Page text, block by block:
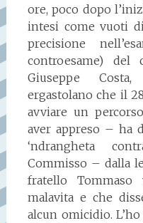
ore, poco dopo
intesi come vuoti
precisione
controesame) del
Giuseppe
ergastolano che il
avviare un
aver appreso – ha
‘ndrangheta
Commisso – dalla
fratello
malavita e che
alcun omicidio.